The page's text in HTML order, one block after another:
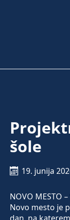
šole
19. junija
NOVO MESTO
Novo mesto je